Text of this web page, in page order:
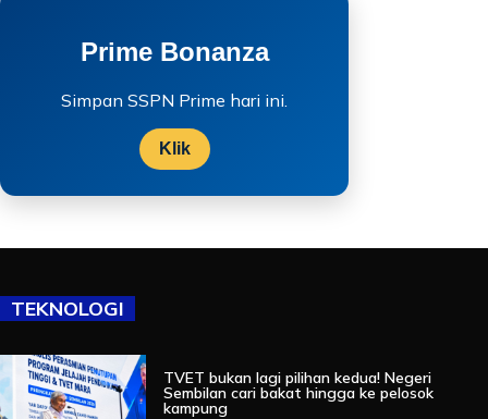
Prime Bonanza
Simpan SSPN Prime hari ini.
Klik
TEKNOLOGI
TVET bukan lagi pilihan kedua! Negeri
Sembilan cari bakat hingga ke pelosok
kampung